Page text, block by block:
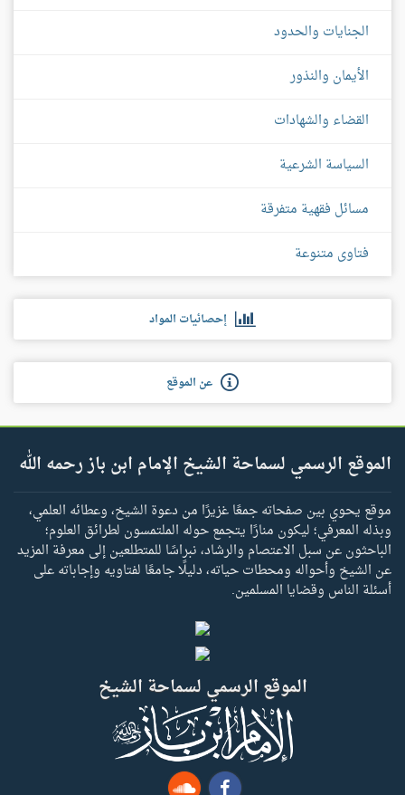
الجنايات والحدود
الأيمان والنذور
القضاء والشهادات
السياسة الشرعية
مسائل فقهية متفرقة
فتاوى متنوعة
إحصائيات المواد
عن الموقع
الموقع الرسمي لسماحة الشيخ الإمام ابن باز رحمه الله
موقع يحوي بين صفحاته جمعًا غزيرًا من دعوة الشيخ، وعطائه العلمي،
وبذله المعرفي؛ ليكون منارًا يتجمع حوله الملتمسون لطرائق العلوم؛
الباحثون عن سبل الاعتصام والرشاد، نبراسًا للمتطلعين إلى معرفة المزيد
عن الشيخ وأحواله ومحطات حياته، دليلًا جامعًا لفتاويه وإجاباته على
أسئلة الناس وقضايا المسلمين.
الموقع الرسمي لسماحة الشيخ